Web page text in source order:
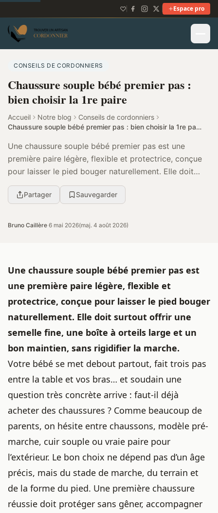
Espace pro
CONSEILS DE CORDONNIERS
Chaussure souple bébé premier pas :
bien choisir la 1re paire
Accueil Notre blog
Conseils de cordonniers
Chaussure souple bébé premier pas : bien choisir la 1re paire
Une chaussure souple bébé premier pas est une
première paire légère, flexible et protectrice, conçue
pour laisser le pied bouger naturellement. Elle doit
surtout offrir une semelle fine, une boîte à o...
Partager Sauvegarder
Bruno Caillère·6 mai 2026(maj. 4 août 2026)
Une chaussure souple bébé premier pas est
une première paire légère, flexible et
protectrice, conçue pour laisser le pied bouger
naturellement. Elle doit surtout offrir une
semelle fine, une boîte à orteils large et un
bon maintien, sans rigidifier la marche.
Votre bébé se met debout partout, fait trois pas
entre la table et vos bras… et soudain une
question très concrète arrive : faut-il déjà
acheter des chaussures ? Comme beaucoup de
parents, on hésite entre chaussons, modèle pré-
marche, cuir souple ou vraie paire pour
l’extérieur. Le bon choix ne dépend pas d’un âge
précis, mais du stade de marche, du terrain et
de la forme du pied. Une première chaussure
réussie doit protéger sans gêner, accompagner